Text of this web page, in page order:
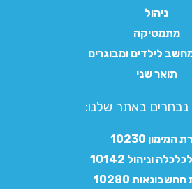
ניהול
מתמטיקה
לילדים ומבוגרים
תואר שני
נבחרים באתר שלנו:​
המימון 10230
וניהול 10142
10280